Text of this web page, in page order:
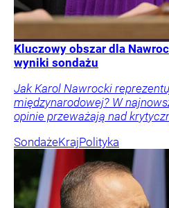
Kluczowy obszar dla
wyniki sondażu
Jak Karol Nawrocki
międzynarodowej? W
opinie przeważają nad
SondażeKrajPolityka